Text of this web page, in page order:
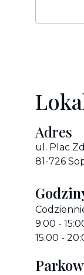
Adres
ul. Plac
81-726
9:00 -
15:00 -